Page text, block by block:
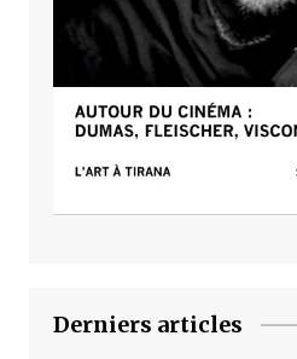
Derniers articles